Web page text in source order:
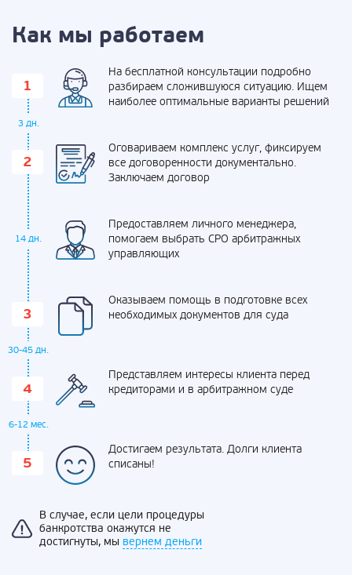
Как мы работаем
3 дн.
На бесплатной консультации подробно
разбираем сложившуюся ситуацию. Ищем
наиболее оптимальные варианты решений
Оговариваем комплекс услуг, фиксируем
все договоренности документально.
Заключаем договор
14 дн.
Предоставляем личного менеджера,
помогаем выбрать СРО арбитражных
управляющих
30-45 дн.
Оказываем помощь в подготовке всех
необходимых документов для суда
6-12 мес.
Представляем интересы клиента перед
кредиторами и в арбитражном суде
Достигаем результата. Долги клиента
списаны!
В случае, если цели процедуры
банкротства окажутся не
достигнуты, мы вернем деньги